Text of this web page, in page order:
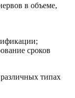
в объеме,
сроков
типах